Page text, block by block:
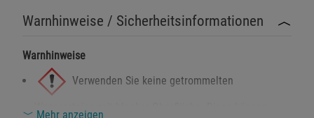
Warnhinweise / Sicherheitsinformationen
Warnhinweise
Verwenden Sie keine getrommelten
Mehr anzeigen